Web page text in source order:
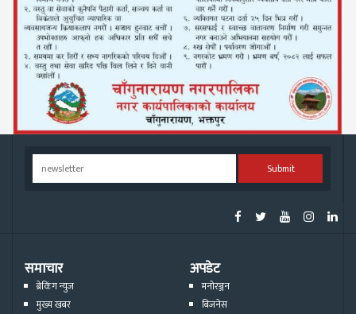
Submit
समाचार
ब्रेकिंग न्युज
मुख्य खबर
अपडेट
मनोरञ्जन
बिजनेस